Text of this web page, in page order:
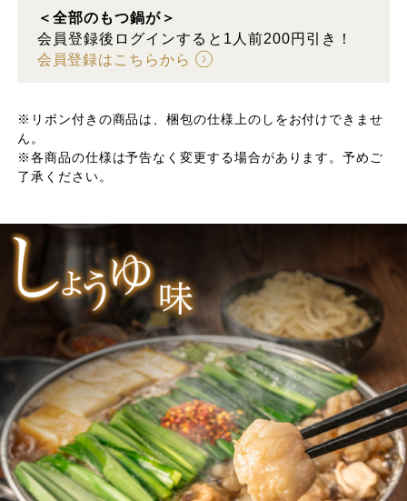
＜全部のもつ鍋が＞
会員登録後ログインすると1人前200円引き！
会員登録はこちらから
※リボン付きの商品は、梱包の仕様上のしをお付けできませ
ん。
※各商品の仕様は予告なく変更する場合があります。予めご
了承ください。